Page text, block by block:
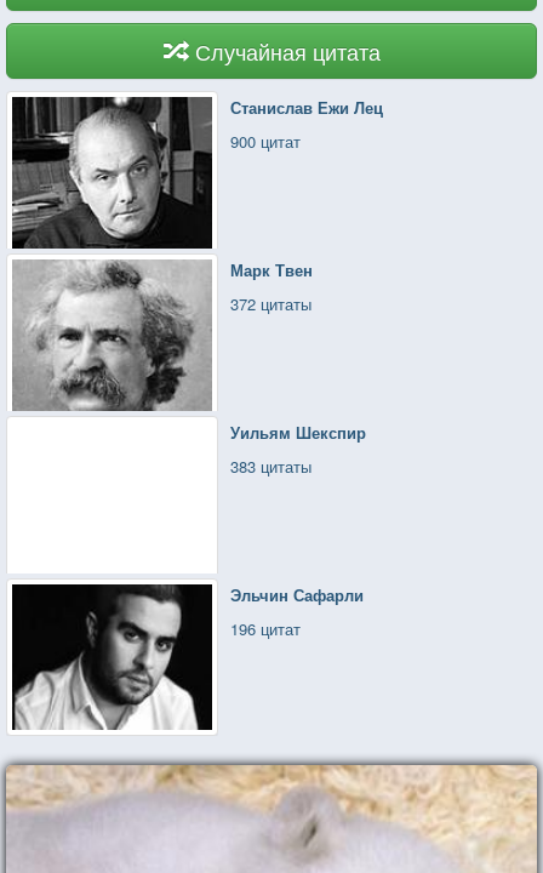
Случайная цитата
Станислав Ежи Лец
900 цитат
Марк Твен
372 цитаты
Уильям Шекспир
383 цитаты
Эльчин Сафарли
196 цитат